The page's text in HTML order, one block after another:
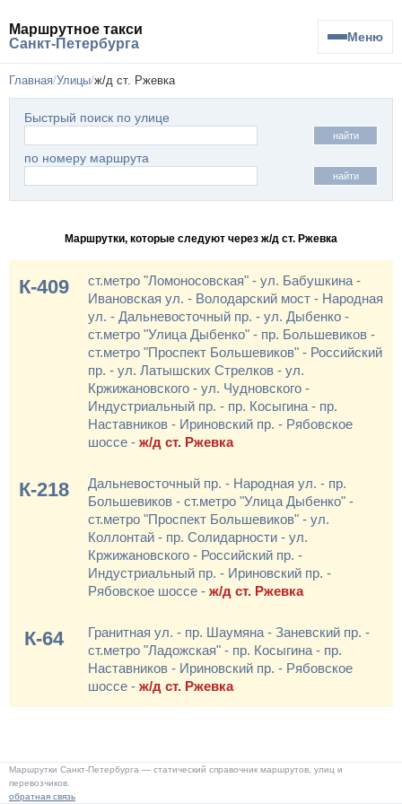
Маршрутное такси
Санкт-Петербурга
Меню
Главная Улицы ж/д ст. Ржевка
Быстрый поиск по улице
найти
по номеру маршрута
найти
Маршрутки, которые следуют через ж/д ст. Ржевка
К-409
ст.метро "Ломоносовская" - ул. Бабушкина -
Ивановская ул. - Володарский мост - Народная
ул. - Дальневосточный пр. - ул. Дыбенко -
ст.метро "Улица Дыбенко" - пр. Большевиков -
ст.метро "Проспект Большевиков" - Российский
пр. - ул. Латышских Стрелков - ул.
Кржижановского - ул. Чудновского -
Индустриальный пр. - пр. Косыгина - пр.
Наставников - Ириновский пр. - Рябовское
шоссе - ж/д ст. Ржевка
К-218
Дальневосточный пр. - Народная ул. - пр.
Большевиков - ст.метро "Улица Дыбенко" -
ст.метро "Проспект Большевиков" - ул.
Коллонтай - пр. Солидарности - ул.
Кржижановского - Российский пр. -
Индустриальный пр. - Ириновский пр. -
Рябовское шоссе - ж/д ст. Ржевка
К-64
Гранитная ул. - пр. Шаумяна - Заневский пр. -
ст.метро "Ладожская" - пр. Косыгина - пр.
Наставников - Ириновский пр. - Рябовское
шоссе - ж/д ст. Ржевка
Маршрутки Санкт-Петербурга — статический справочник маршрутов, улиц и
перевозчиков.
обратная связь